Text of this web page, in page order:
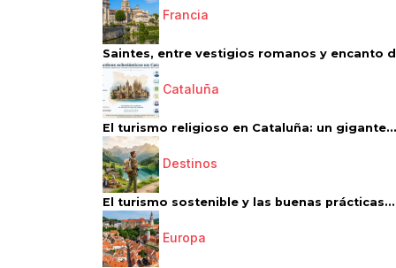
Francia
Saintes, entre vestigios romanos y encanto
Cataluña
El turismo religioso en Cataluña: un gigante...
Destinos
El turismo sostenible y las buenas prácticas...
Europa